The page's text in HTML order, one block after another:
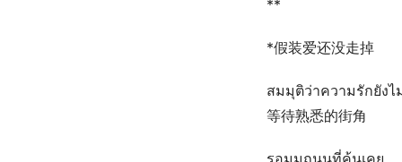
**
*假装爱还没走掉
สมมุติว่าความรักยังไ
等待熟悉的街角
รอมุมถนนที่คุ้นเคย